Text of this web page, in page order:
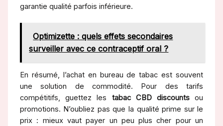
garantie qualité parfois inférieure.
Optimizette : quels effets secondaires
surveiller avec ce contraceptif oral ?
En résumé, l’achat en bureau de tabac est souvent
une solution de commodité. Pour des tarifs
compétitifs, guettez les tabac CBD discountsou
promotions. N’oubliez pas que la qualité prime sur le
prix : mieux vaut payer un peu plus cher pour un